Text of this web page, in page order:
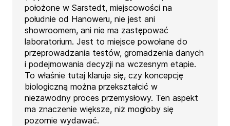
położone w Sarstedt, miejscowości na
południe od Hanoweru, nie jest ani
showroomem, ani nie ma zastępować
laboratorium. Jest to miejsce powołane do
przeprowadzania testów, gromadzenia danych
i podejmowania decyzji na wczesnym etapie.
To właśnie tutaj klaruje się, czy koncepcję
biologiczną można przekształcić w
niezawodny proces przemysłowy. Ten aspekt
ma znaczenie większe, niż mogłoby się
pozornie wydawać.